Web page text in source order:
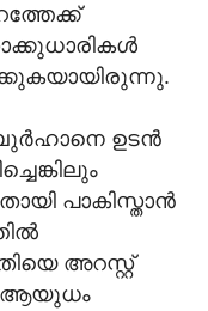
ഉടൻ
പാകിസ്താൻ
അറസ്റ്റ്
ആയുധം